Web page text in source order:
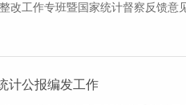
工作专班暨国家统计督察反馈意
计公报编发工作